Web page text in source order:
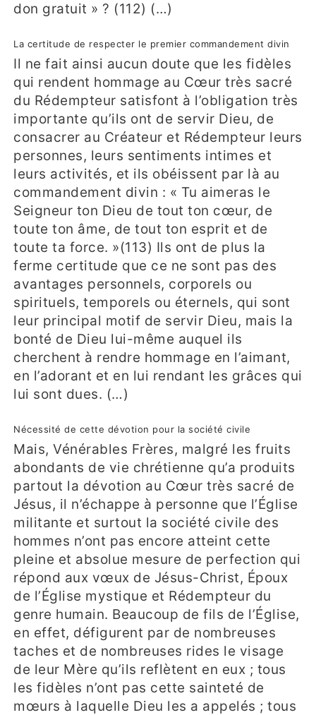
don gratuit » ? (112) (…)
La certitude de respecter le premier commandement divin
Il ne fait ainsi aucun doute que les fidèles
qui rendent hommage au Cœur très sacré
du Rédempteur satisfont à l’obligation très
importante qu’ils ont de servir Dieu, de
consacrer au Créateur et Rédempteur leurs
personnes, leurs sentiments intimes et
leurs activités, et ils obéissent par là au
commandement divin : « Tu aimeras le
Seigneur ton Dieu de tout ton cœur, de
toute ton âme, de tout ton esprit et de
toute ta force. »(113) Ils ont de plus la
ferme certitude que ce ne sont pas des
avantages personnels, corporels ou
spirituels, temporels ou éternels, qui sont
leur principal motif de servir Dieu, mais la
bonté de Dieu lui-même auquel ils
cherchent à rendre hommage en l’aimant,
en l’adorant et en lui rendant les grâces qui
lui sont dues. (…)
Nécessité de cette dévotion pour la société civile
Mais, Vénérables Frères, malgré les fruits
abondants de vie chrétienne qu’a produits
partout la dévotion au Cœur très sacré de
Jésus, il n’échappe à personne que l’Église
militante et surtout la société civile des
hommes n’ont pas encore atteint cette
pleine et absolue mesure de perfection qui
répond aux vœux de Jésus-Christ, Époux
de l’Église mystique et Rédempteur du
genre humain. Beaucoup de fils de l’Église,
en effet, défigurent par de nombreuses
taches et de nombreuses rides le visage
de leur Mère qu’ils reflètent en eux ; tous
les fidèles n’ont pas cette sainteté de
mœurs à laquelle Dieu les a appelés ; tous